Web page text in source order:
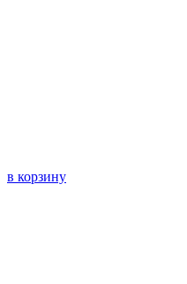
в корзину